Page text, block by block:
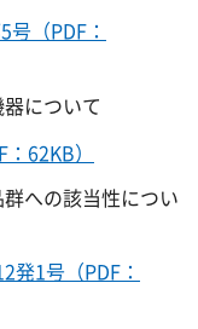
（PDF：
について
62KB）
への該当性につい
発1号（PDF：